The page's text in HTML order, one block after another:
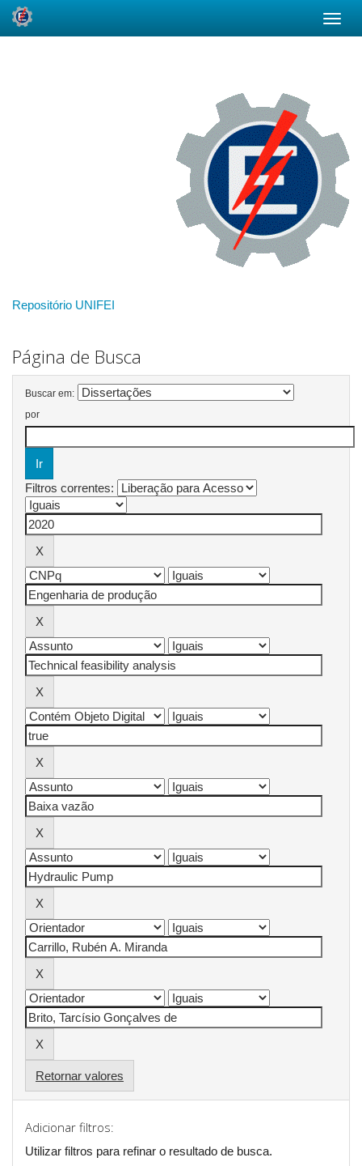
Repositório UNIFEI
Página de Busca
Buscar em:
por
Filtros correntes:
Retornar valores
Adicionar filtros:
Utilizar filtros para refinar o resultado de busca.